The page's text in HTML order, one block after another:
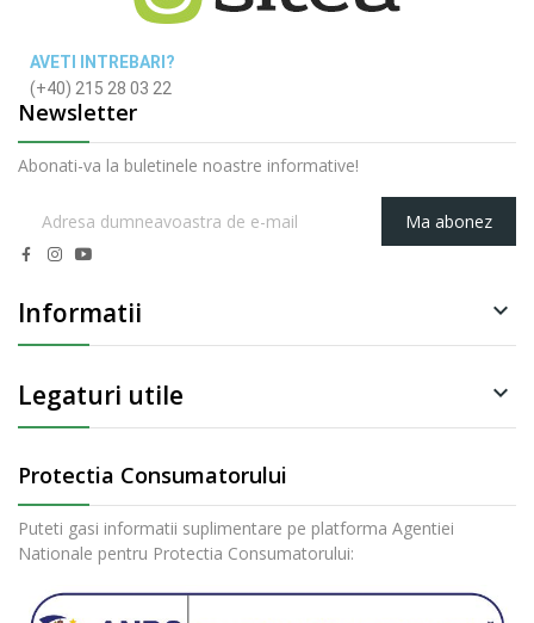
AVETI INTREBARI?
(+40) 215 28 03 22
Newsletter
Abonati-va la buletinele noastre informative!
Ma abonez
Informatii 
Legaturi utile 
Protectia Consumatorului
Puteti gasi informatii suplimentare pe platforma Agentiei
Nationale pentru Protectia Consumatorului: